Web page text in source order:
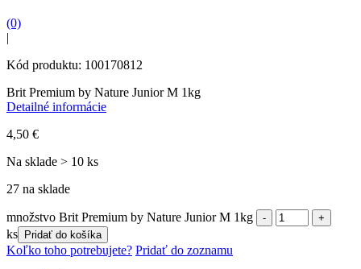
(0)
|
Kód produktu: 100170812
Brit Premium by Nature Junior M 1kg
Detailné informácie
4,50 €
Na sklade > 10 ks
27 na sklade
množstvo Brit Premium by Nature Junior M 1kg
ks
Pridať do košíka
Koľko toho potrebujete? Pridať do zoznamu